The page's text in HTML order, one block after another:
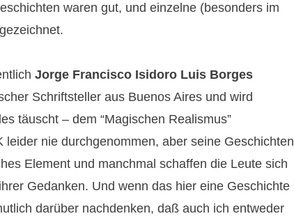
waren gut, und einzelne (besonders im
Jorge Francisco Isidoro Luis Borges
Schriftsteller aus Buenos Aires und wird
täuscht – dem “Magischen Realismus”
nie durchgenommen, aber seine Geschichten
Element und manchmal schaffen die Leute sich
Gedanken. Und wenn das hier eine Geschichte
darüber nachdenken, daß auch ich entweder